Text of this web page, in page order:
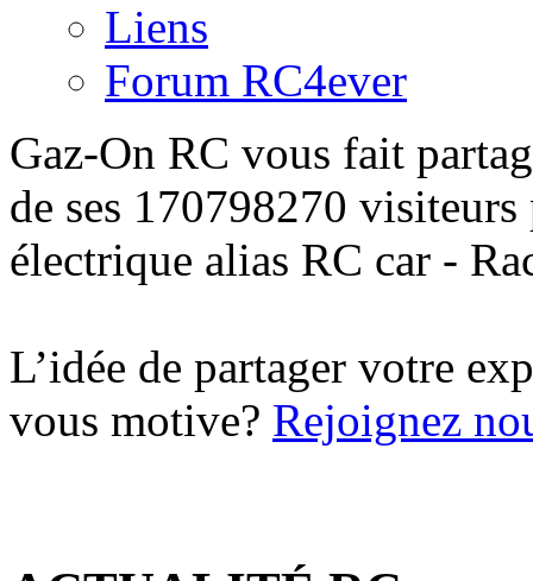
Liens
Forum RC4ever
Gaz-On RC vous fait
de ses 170798270
électrique alias RC car -
L’idée de partager votre
vous motive? Rejoignez